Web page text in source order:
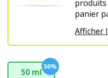
produits
panier
Afficher
50 ml
50%